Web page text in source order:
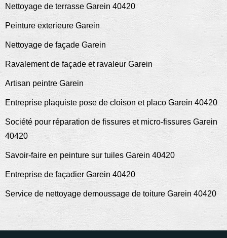
Nettoyage de terrasse Garein 40420
Peinture exterieure Garein
Nettoyage de façade Garein
Ravalement de façade et ravaleur Garein
Artisan peintre Garein
Entreprise plaquiste pose de cloison et placo Garein 40420
Société pour réparation de fissures et micro-fissures Garein
40420
Savoir-faire en peinture sur tuiles Garein 40420
Entreprise de façadier Garein 40420
Service de nettoyage demoussage de toiture Garein 40420